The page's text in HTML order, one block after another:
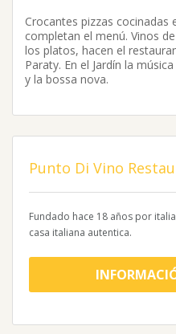
Crocantes pizzas cocinadas
completan el menú. Vinos
los platos, hacen el
Paraty. En el Jardín la
y la bossa nova.
Punto Di Vino
Fundado hace 18 años por
casa italiana autentica.